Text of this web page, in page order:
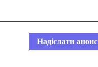
Надіслати анонс